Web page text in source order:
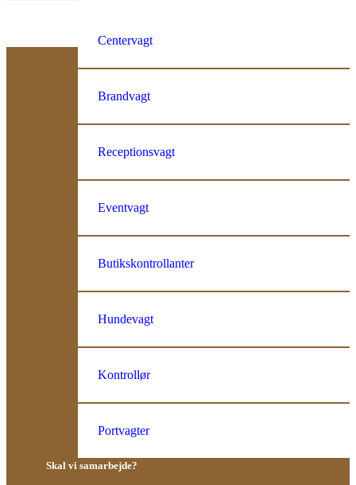
Centervagt
Brandvagt
Receptionsvagt
Eventvagt
Butikskontrollanter
Hundevagt
Kontrollør
Portvagter
Skal vi samarbejde?